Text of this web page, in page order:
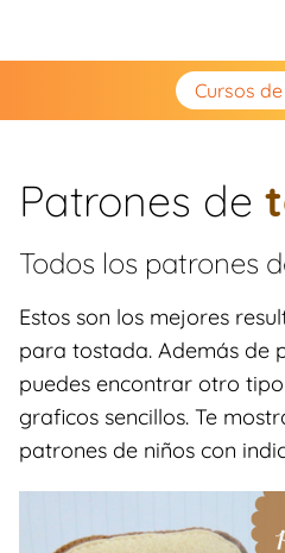
Cursos
Patrones de
Todos los patrones
Estos son los mejores
para tostada. Además de
puedes encontrar otro
graficos sencillos. Te
patrones de niños con